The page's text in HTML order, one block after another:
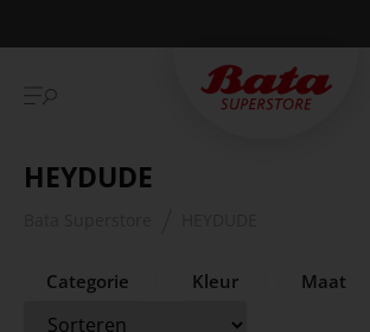
Betaal achteraf met Klarna
HEYDUDE
Categorie Kleur Maat